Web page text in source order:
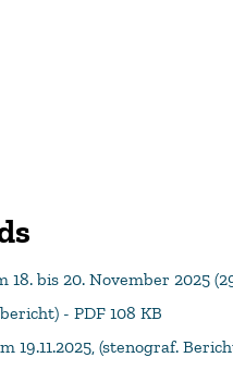
bis 20. November 2025
- PDF 108 KB
19.11.2025, (stenograf.